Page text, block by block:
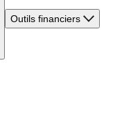
Outils financiers